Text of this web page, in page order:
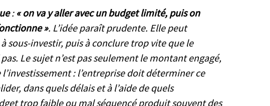
: « on va y aller avec un budget limité, puis on
». L’idée paraît prudente. Elle peut
sous-investir, puis à conclure trop vite que le
Le sujet n’est pas seulement le montant engagé,
: l’entreprise doit déterminer ce
dans quels délais et à l’aide de quels
trop faible ou mal séquencé produit souvent des